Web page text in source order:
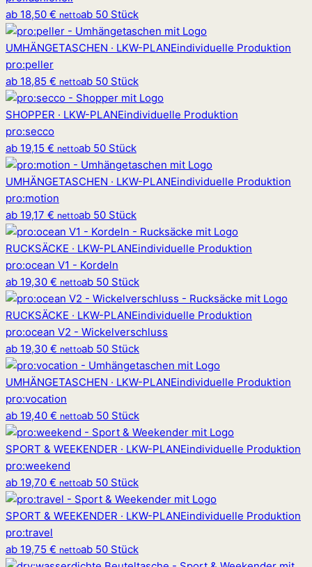
ab 18,50 € nettoab 50 Stück
UMHÄNGETASCHEN · LKW-PLANEindividuelle Produktion
pro:peller
ab 18,85 € nettoab 50 Stück
SHOPPER · LKW-PLANEindividuelle Produktion
pro:secco
ab 19,15 € nettoab 50 Stück
UMHÄNGETASCHEN · LKW-PLANEindividuelle Produktion
pro:motion
ab 19,17 € nettoab 50 Stück
RUCKSÄCKE · LKW-PLANEindividuelle Produktion
pro:ocean V1 - Kordeln
ab 19,30 € nettoab 50 Stück
RUCKSÄCKE · LKW-PLANEindividuelle Produktion
pro:ocean V2 - Wickelverschluss
ab 19,30 € nettoab 50 Stück
UMHÄNGETASCHEN · LKW-PLANEindividuelle Produktion
pro:vocation
ab 19,40 € nettoab 50 Stück
SPORT & WEEKENDER · LKW-PLANEindividuelle Produktion
pro:weekend
ab 19,70 € nettoab 50 Stück
SPORT & WEEKENDER · LKW-PLANEindividuelle Produktion
pro:travel
ab 19,75 € nettoab 50 Stück